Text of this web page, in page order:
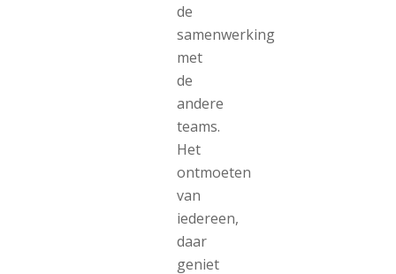
de
samenwerking
met
de
andere
teams.
Het
ontmoeten
van
iedereen,
daar
geniet